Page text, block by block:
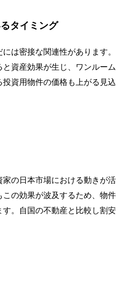
タイミング
は密接な関連性があります。
資産効果が生じ、ワンルーム
資用物件の価格も上がる見込
の日本市場における動きが活
の効果が波及するため、物件
。自国の不動産と比較し割安